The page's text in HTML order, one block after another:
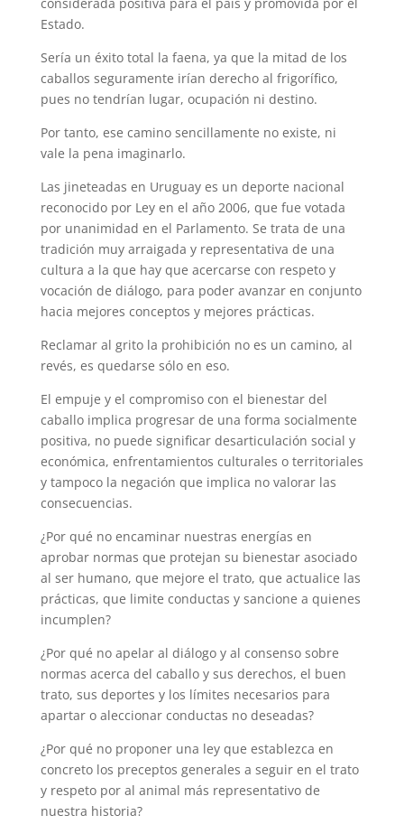
Estado.
Sería un éxito total la faena, ya que la mitad de los
caballos seguramente irían derecho al frigorífico,
pues no tendrían lugar, ocupación ni destino.
Por tanto, ese camino sencillamente no existe, ni
vale la pena imaginarlo.
Las jineteadas en Uruguay es un deporte nacional
reconocido por Ley en el año 2006, que fue votada
por unanimidad en el Parlamento. Se trata de una
tradición muy arraigada y representativa de una
cultura a la que hay que acercarse con respeto y
vocación de diálogo, para poder avanzar en conjunto
hacia mejores conceptos y mejores prácticas.
Reclamar al grito la prohibición no es un camino, al
revés, es quedarse sólo en eso.
El empuje y el compromiso con el bienestar del
caballo implica progresar de una forma socialmente
positiva, no puede significar desarticulación social y
económica, enfrentamientos culturales o territoriales
y tampoco la negación que implica no valorar las
consecuencias.
¿Por qué no encaminar nuestras energías en
aprobar normas que protejan su bienestar asociado
al ser humano, que mejore el trato, que actualice las
prácticas, que limite conductas y sancione a quienes
incumplen?
¿Por qué no apelar al diálogo y al consenso sobre
normas acerca del caballo y sus derechos, el buen
trato, sus deportes y los límites necesarios para
apartar o aleccionar conductas no deseadas?
¿Por qué no proponer una ley que establezca en
concreto los preceptos generales a seguir en el trato
y respeto por al animal más representativo de
nuestra historia?